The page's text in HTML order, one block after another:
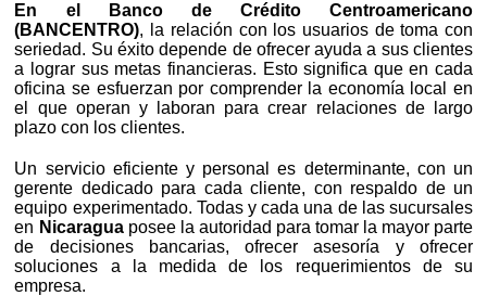
En el Banco de Crédito Centroamericano
(BANCENTRO), la relación con los usuarios de toma con
seriedad. Su éxito depende de ofrecer ayuda a sus clientes
a lograr sus metas financieras. Esto significa que en cada
oficina se esfuerzan por comprender la economía local en
el que operan y laboran para crear relaciones de largo
plazo con los clientes.
Un servicio eficiente y personal es determinante, con un
gerente dedicado para cada cliente, con respaldo de un
equipo experimentado. Todas y cada una de las sucursales
en Nicaraguaposee la autoridad para tomar la mayor parte
de decisiones bancarias, ofrecer asesoría y ofrecer
soluciones a la medida de los requerimientos de su
empresa.